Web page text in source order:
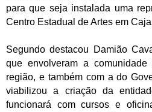
para que seja instalada uma
Centro Estadual de Artes em
Segundo destacou Damião
que envolveram a
região, e também com a do
viabilizou a criação da
funcionará com cursos e